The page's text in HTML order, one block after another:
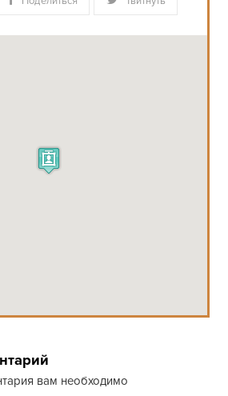
вам необходимо